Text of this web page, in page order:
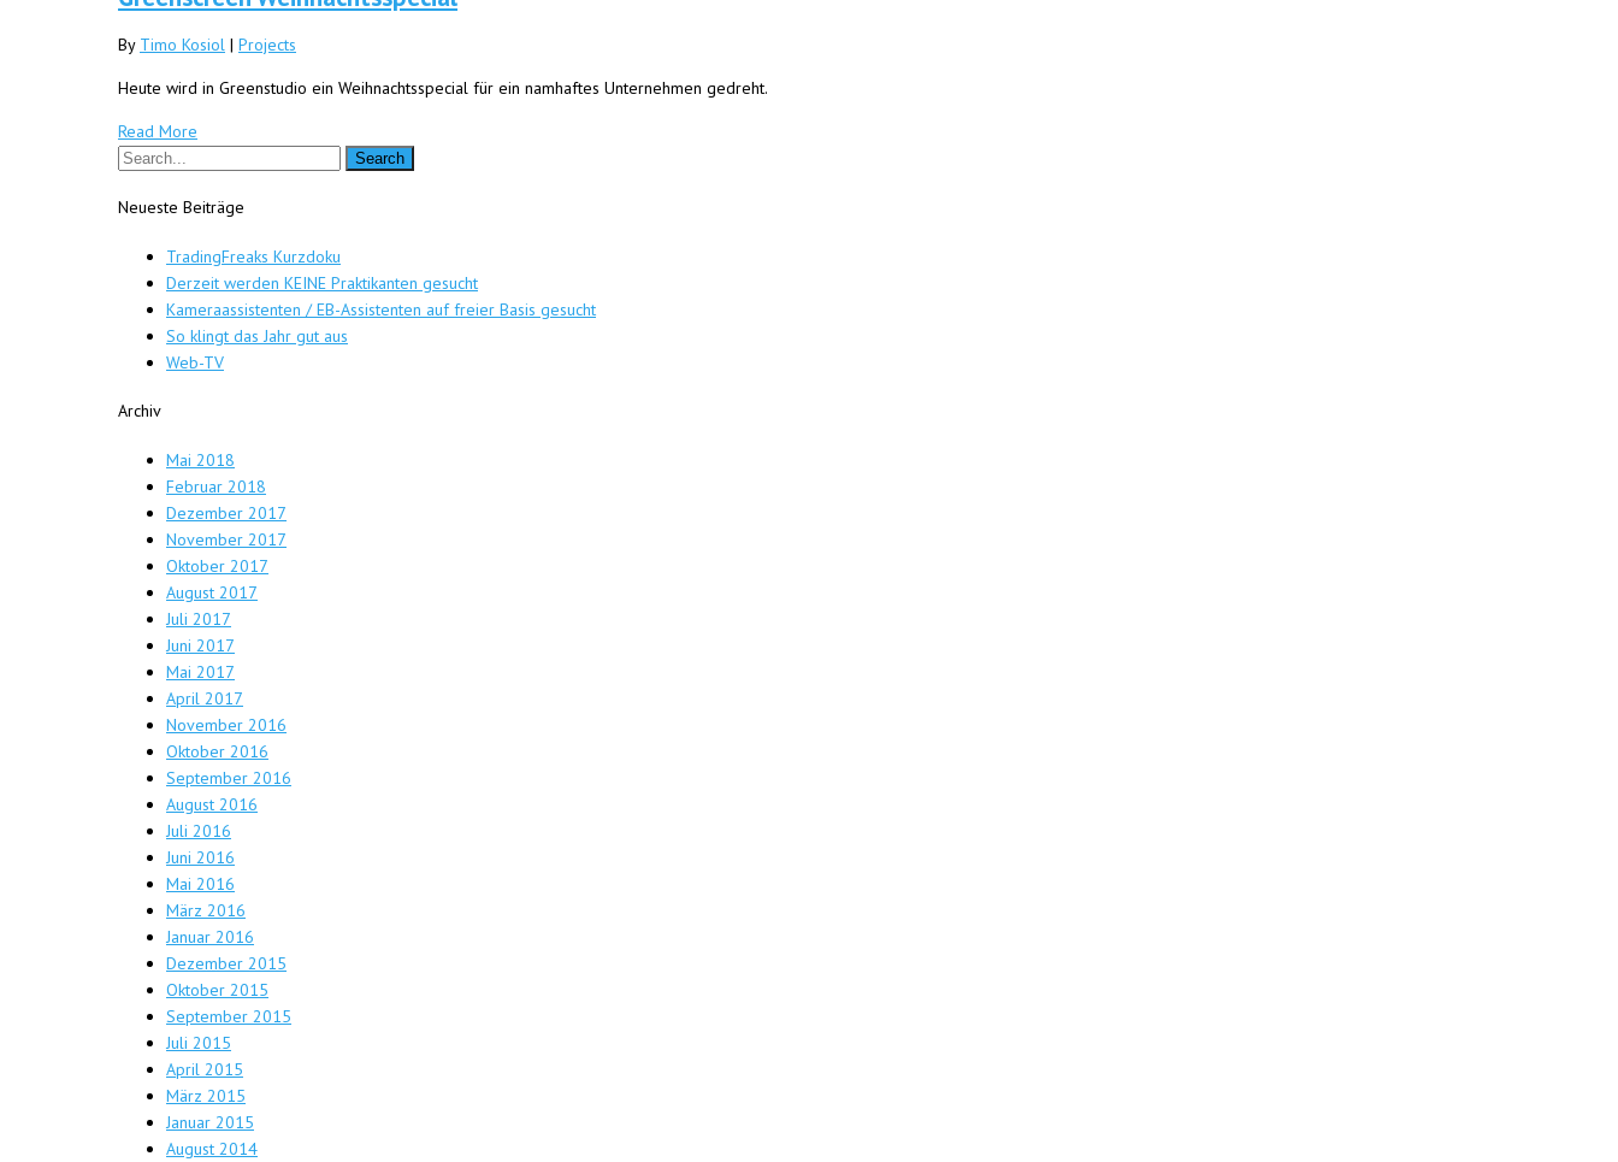
By Timo Kosiol | Projects
Heute wird in Greenstudio ein Weihnachtsspecial für ein namhaftes Unternehmen gedreht.
Read More
Neueste Beiträge
TradingFreaks Kurzdoku
Derzeit werden KEINE Praktikanten gesucht
Kameraassistenten / EB-Assistenten auf freier Basis gesucht
So klingt das Jahr gut aus
Web-TV
Archiv
Mai 2018
Februar 2018
Dezember 2017
November 2017
Oktober 2017
August 2017
Juli 2017
Juni 2017
Mai 2017
April 2017
November 2016
Oktober 2016
September 2016
August 2016
Juli 2016
Juni 2016
Mai 2016
März 2016
Januar 2016
Dezember 2015
Oktober 2015
September 2015
Juli 2015
April 2015
März 2015
Januar 2015
August 2014